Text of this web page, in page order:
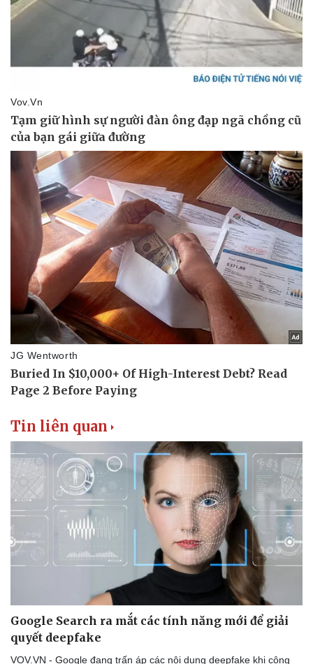
Tin liên quan
Google Search ra mắt các tính năng mới để giải
quyết deepfake
VOV.VN - Google đang trấn áp các nội dung deepfake khi công